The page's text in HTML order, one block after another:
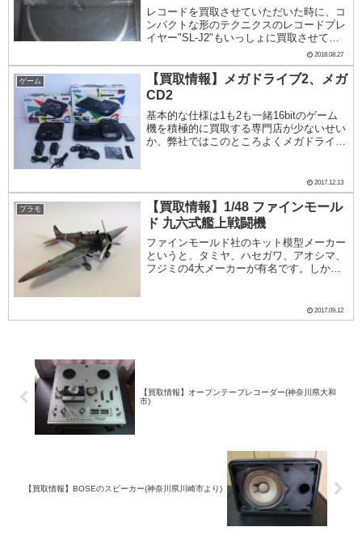
レコードを買取させていただいた時に、コ
ンパクトな形のテクニクスのレコードプレ
イヤー"SL-J2"もいっしょに買取させてい
ただきました。30cmLPレコードとほぼ同
じ大きさのものです。高さもそれほどな
く、スタイリッシュです。幅315mm×高
さ...
2018.08.27
ゲーム
【買取情報】メガドライブ2、メガ
CD2
基本的な仕様は1も2も一緒16bitのゲーム
機を積極的に買取する専門店が少ないせい
か、弊社ではこのところよくメガドライブ
略されている以外、仕様が同じですので買
取価格...
2017.12.13
プラモ
【買取情報】1/48 ファインモール
ド 九六式艦上戦闘機
ファインモールド社のキット模型メーカー
というと、タミヤ、ハセガワ、アオシマ、
フジミの4大メーカーが有名です。しか
一味違う希少なキット化が多く行われてい
ます。写真のキ...
2017.09.12
【買取情報】オープンテープレコーダー(神奈川県大和
市)
【買取情報】BOSEのスピーカー(神奈川県川崎市より)